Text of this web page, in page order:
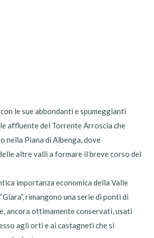
le sue abbondanti e spumeggianti
affluente del Torrente Arroscia che
nella Piana di Albenga, dove
altre valli a formare il breve corso del
importanza economica della Valle
rimangono una serie di ponti di
ancora ottimamente conservati, usati
agli orti e ai castagneti che si